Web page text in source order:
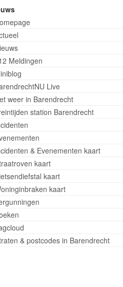
Meldingen
Live
weer in Barendrecht
station Barendrecht
& Evenementen kaart
kaart
kaart
kaart
& postcodes in Barendrecht